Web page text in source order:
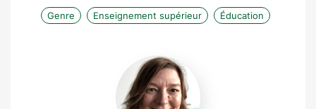
Genre
Enseignement supérieur Éducation
Bénédicte
Thiriez